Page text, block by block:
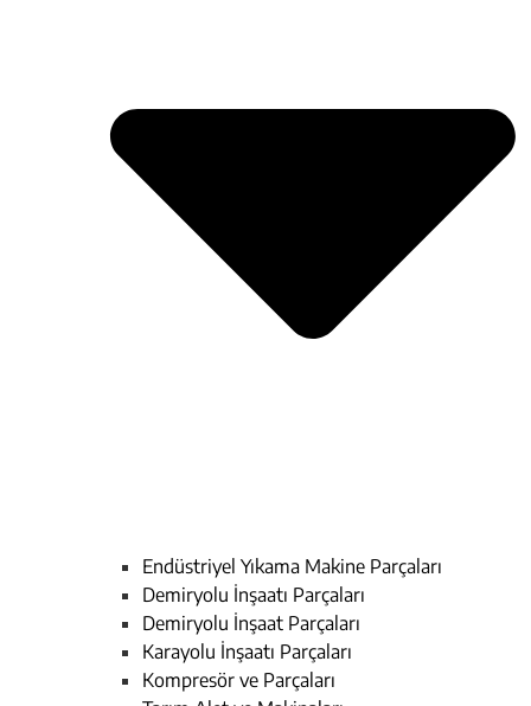
Endüstriyel Yıkama Makine Parçaları
Demiryolu İnşaatı Parçaları
Demiryolu İnşaat Parçaları
Karayolu İnşaatı Parçaları
Kompresör ve Parçaları